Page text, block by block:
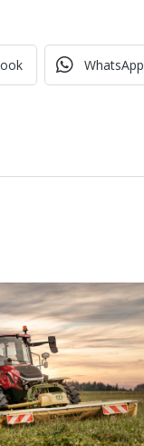
WhatsApp